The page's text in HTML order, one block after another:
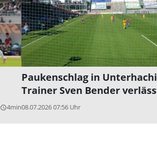
query_builder4min
Paukenschlag in
Trainer Sven Bender
08.07.2026 07:56 Uhr